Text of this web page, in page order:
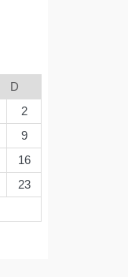
D
2
9
16
23